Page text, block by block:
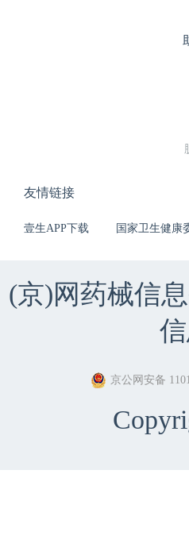
友情链接
壹生APP下载 国家卫生健康
(京)网药械信
京公网安备